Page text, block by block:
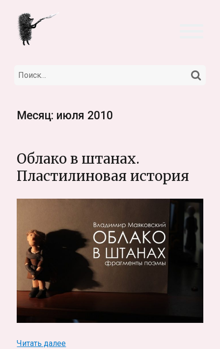
Искать:
Месяц: июля 2010
Облако в штанах.
Пластилиновая история
Читать далее«Облако в штанах. Пластилиновая